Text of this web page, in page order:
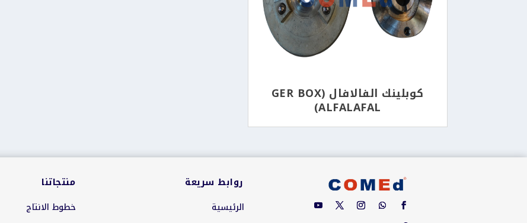
كوبلينك الفالافال (GER BOX
ALFALAFAL)
روابط سريعة
الرئيسية
منتجاتنا
خطوط الانتاج